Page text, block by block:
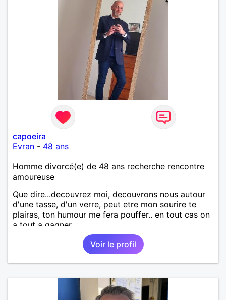
capoeira
Evran - 48 ans
Homme divorcé(e) de 48 ans recherche rencontre
amoureuse
Que dire...decouvrez moi, decouvrons nous autour
d'une tasse, d'un verre, peut etre mon sourire te
plairas, ton humour me fera pouffer.. en tout cas on
a tout a gagner.
Voir le profil